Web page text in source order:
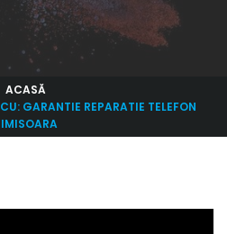
ACASĂ
GARANTIE REPARATIE TELEFON